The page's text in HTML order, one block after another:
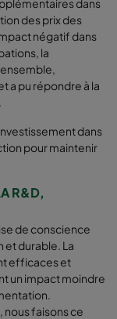
des prix des
négatif dans
la
a pu répondre à la
dans
pour maintenir
R&D,
de conscience
et durable. La
efficaces et
un impact moindre
nous faisons ce